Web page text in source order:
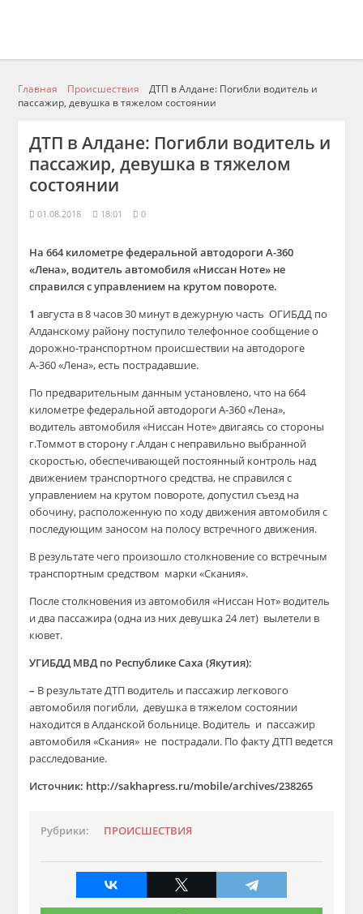
Главная Происшествия
ДТП в Алдане: Погибли водитель и
пассажир, девушка в тяжелом состоянии
ДТП в Алдане: Погибли водитель и
пассажир, девушка в тяжелом
состоянии
01.08.2018 18:01 0
На 664 километре федеральной автодороги А-360
«Лена», водитель автомобиля «Ниссан Ноте» не
справился с управлением на крутом повороте.
1августа в 8 часов 30 минут в дежурную часть ОГИБДД по
Алданскому району поступило телефонное сообщение о
дорожно-транспортном происшествии на автодороге
А-360 «Лена», есть пострадавшие.
По предварительным данным установлено, что на 664
километре федеральной автодороги А-360 «Лена»,
водитель автомобиля «Ниссан Ноте» двигаясь со стороны
г.Томмот в сторону г.Алдан с неправильно выбранной
скоростью, обеспечивающей постоянный контроль над
движением транспортного средства, не справился с
управлением на крутом повороте, допустил съезд на
обочину, расположенную по ходу движения автомобиля с
последующим заносом на полосу встречного движения.
В результате чего произошло столкновение со встречным
транспортным средством марки «Скания».
После столкновения из автомобиля «Ниссан Нот» водитель
и два пассажира (одна из них девушка 24 лет) вылетели в
кювет.
УГИБДД МВД по Республике Саха (Якутия):
– В результате ДТП водитель и пассажир легкового
автомобиля погибли, девушка в тяжелом состоянии
находится в Алданской больнице. Водитель и пассажир
автомобиля «Скания» не пострадали. По факту ДТП ведется
расследование.
Источник: http://sakhapress.ru/mobile/archives/238265
Рубрики: ПРОИСШЕСТВИЯ